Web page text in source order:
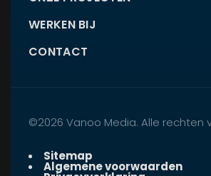
WERKEN BIJ
CONTACT
©2026 Vanoo Media. Alle rechten
Sitemap
Algemene voorwaarden